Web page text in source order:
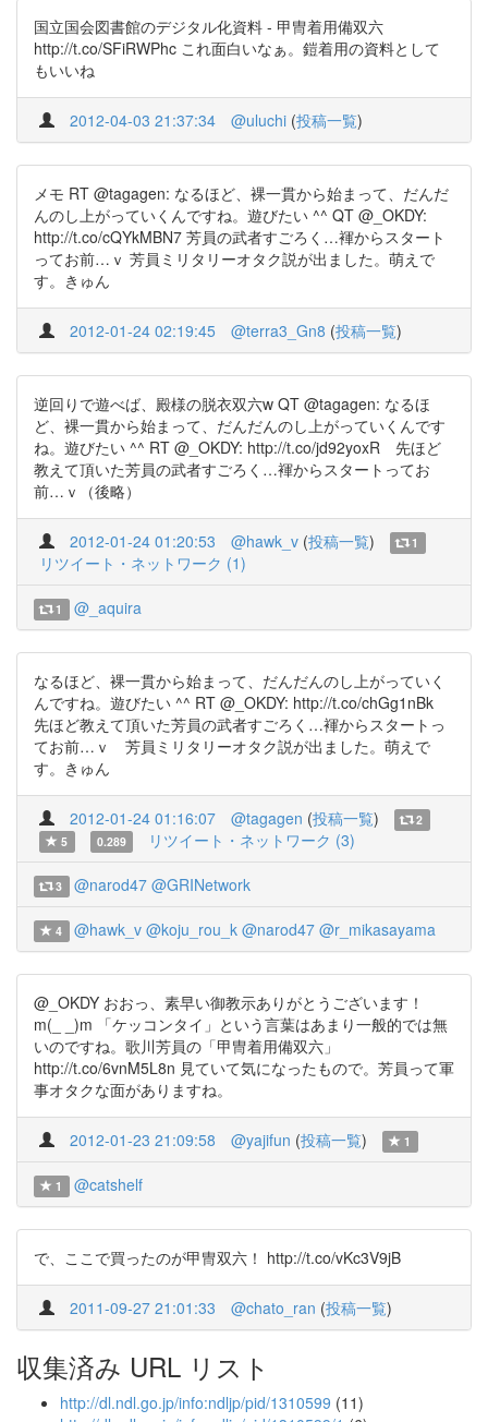
国立国会図書館のデジタル化資料 - 甲冑着用備双六
http://t.co/SFiRWPhc これ面白いなぁ。鎧着用の資料として
もいいね
2012-04-03 21:37:34 @uluchi (投稿一覧)
メモ RT @tagagen: なるほど、裸一貫から始まって、だんだ
んのし上がっていくんですね。遊びたい ^^ QT @_OKDY:
http://t.co/cQYkMBN7 芳員の武者すごろく…褌からスタート
ってお前…ｖ 芳員ミリタリーオタク説が出ました。萌えで
す。きゅん
2012-01-24 02:19:45 @terra3_Gn8 (投稿一覧)
逆回りで遊べば、殿様の脱衣双六w QT @tagagen: なるほ
ど、裸一貫から始まって、だんだんのし上がっていくんです
ね。遊びたい ^^ RT @_OKDY: http://t.co/jd92yoxR 先ほど
教えて頂いた芳員の武者すごろく…褌からスタートってお
前…ｖ（後略）
2012-01-24 01:20:53 @hawk_v (投稿一覧) 1
リツイート・ネットワーク (1)
1 @_aquira
なるほど、裸一貫から始まって、だんだんのし上がっていく
んですね。遊びたい ^^ RT @_OKDY: http://t.co/chGg1nBk
先ほど教えて頂いた芳員の武者すごろく…褌からスタートっ
てお前…ｖ 芳員ミリタリーオタク説が出ました。萌えで
す。きゅん
2012-01-24 01:16:07 @tagagen (投稿一覧)
2
5
0.289 リツイート・ネットワーク (3)
3 @narod47 @GRINetwork
4 @hawk_v @koju_rou_k @narod47 @r_mikasayama
@_OKDY おおっ、素早い御教示ありがとうございます！
m(_ _)m 「ケッコンタイ」という言葉はあまり一般的では無
いのですね。歌川芳員の「甲冑着用備双六」
http://t.co/6vnM5L8n 見ていて気になったもので。芳員って軍
事オタクな面がありますね。
2012-01-23 21:09:58 @yajifun (投稿一覧) 1
1 @catshelf
で、ここで買ったのが甲冑双六！ http://t.co/vKc3V9jB
2011-09-27 21:01:33 @chato_ran (投稿一覧)
収集済み URL リスト
http://dl.ndl.go.jp/info:ndljp/pid/1310599 (11)